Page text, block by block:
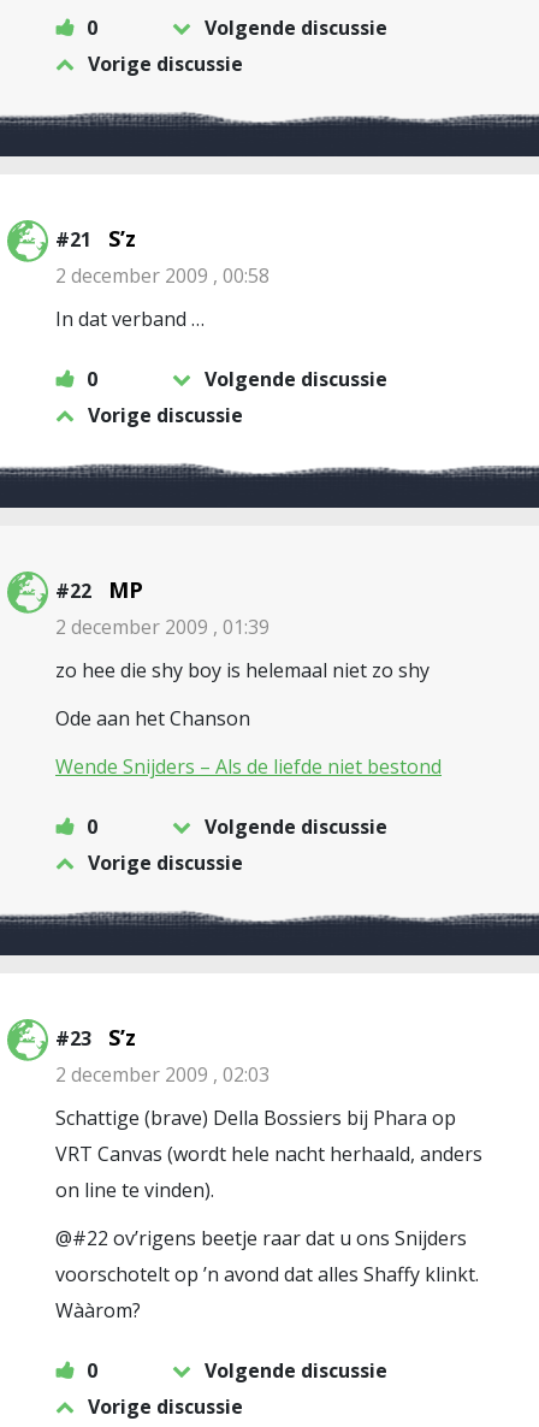
0
Volgende discussie
Vorige discussie
#21 S’z
2 december 2009 , 00:58
In dat verband …
0
Volgende discussie
Vorige discussie
#22 MP
2 december 2009 , 01:39
zo hee die shy boy is helemaal niet zo shy
Ode aan het Chanson
Wende Snijders – Als de liefde niet bestond
0
Volgende discussie
Vorige discussie
#23 S’z
2 december 2009 , 02:03
Schattige (brave) Della Bossiers bij Phara op
VRT Canvas (wordt hele nacht herhaald, anders
on line te vinden).
@#22 ov’rigens beetje raar dat u ons Snijders
voorschotelt op ’n avond dat alles Shaffy klinkt.
Wààrom?
0
Volgende discussie
Vorige discussie